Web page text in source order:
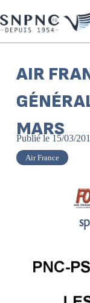
AIR
MARS
Publié le 15/03/
Air France